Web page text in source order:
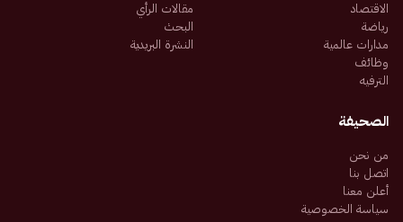
الاقتصاد
رياضة
مدارات عالمية
وظائف
الترفيه
مقالات الرأي
البحث
النشرة البريدية
الصحيفة
من نحن
اتصل بنا
أعلن معنا
سياسة الخصوصية